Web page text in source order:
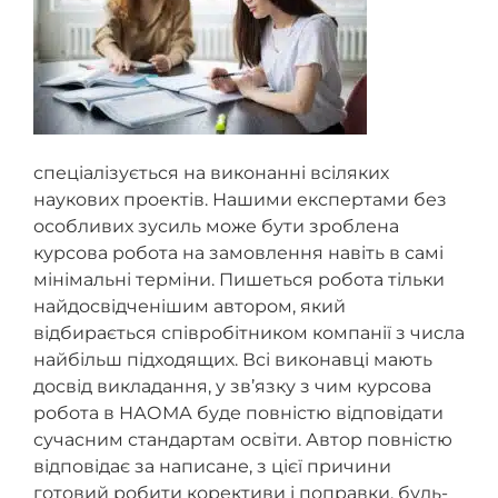
спеціалізується на виконанні всіляких
наукових проектів. Нашими експертами без
особливих зусиль може бути зроблена
курсова робота на замовлення навіть в самі
мінімальні терміни. Пишеться робота тільки
найдосвідченішим автором, який
відбирається співробітником компанії з числа
найбільш підходящих. Всі виконавці мають
досвід викладання, у зв’язку з чим курсова
робота в НАОМА буде повністю відповідати
сучасним стандартам освіти. Автор повністю
відповідає за написане, з цієї причини
готовий робити корективи і поправки, будь-